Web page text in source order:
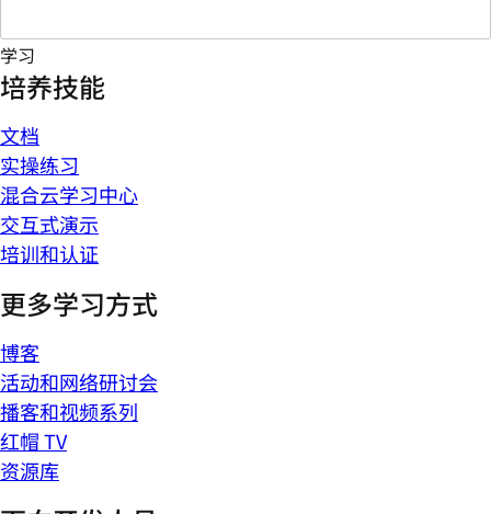
学习
培养技能
文档
实操练习
混合云学习中心
交互式演示
培训和认证
更多学习方式
博客
活动和网络研讨会
播客和视频系列
红帽 TV
资源库